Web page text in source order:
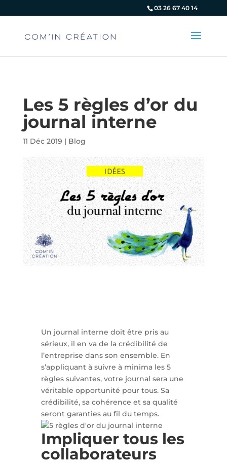
03 26 67 40 14
Les 5 règles d’or du
journal interne
11 Déc 2019 | Blog
Un journal interne doit être pris au
sérieux, il en va de la crédibilité de
l’entreprise dans son ensemble. En
s’appliquant à suivre à minima les 5
règles suivantes, votre journal sera une
véritable opportunité pour tous. Sa
crédibilité, sa cohérence et sa qualité
seront garanties au fil du temps.
Impliquer tous les
collaborateurs